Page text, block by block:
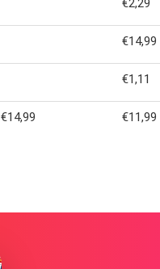
€2,29
€14,99
€1,11
€14,99 €11,99